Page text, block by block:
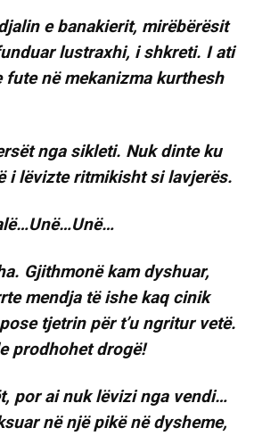
e banakierit, mirëbërësit
lustraxhi, i shkreti. I ati
fute në mekanizma kurthesh
nga sikleti. Nuk dinte ku
i lëvizte ritmikisht si lavjerës.
Gjithmonë kam dyshuar,
mendja të ishe kaq cinik
tjetrin për t’u ngritur vetë.
prodhohet drogë!
por ai nuk lëvizi nga vendi…
në një pikë në dysheme,